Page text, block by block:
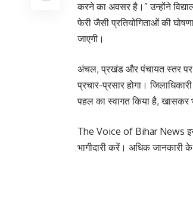
करने का अवसर है।” उन्होंने
फेरी जैसी प्रतियोगिताओं की
जाएगी।
अंचल, प्रखंड और पंचायत स्तर पर
प्रचार-प्रसार होगा।
पहल का स्वागत किया है, खासकर
The Voice of Bihar News
भागीदारी करें। अधिक जानकारी